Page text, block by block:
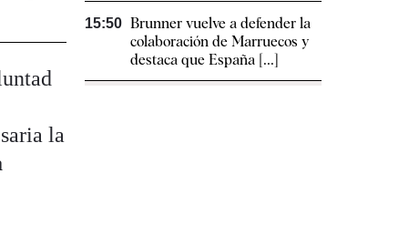
la
15:50 Brunner vuelve a defender la
colaboración de Marruecos y
destaca que España [...]